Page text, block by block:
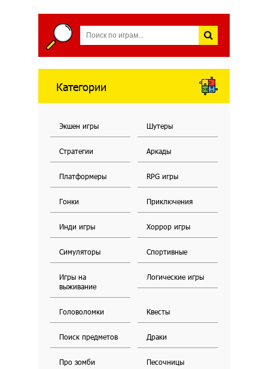
Категории
Экшен игры Шутеры
Стратегии Аркады
Платформеры RPG игры
Гонки Приключения
Инди игры Хоррор игры
Симуляторы Спортивные
Игры на
выживание
Логические игры
Головоломки Квесты
Поиск предметов Драки
Про зомби Песочницы